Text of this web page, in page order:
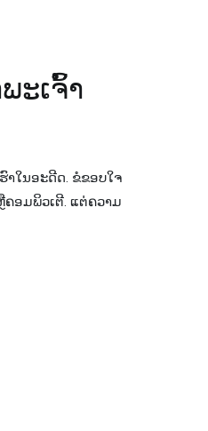
ະ​ເຈົ້າ​
າໃນອະດີດ. ຂໍ​ຂອບ​ໃຈ​
ຄອມ​ພິວ​ເຕີ​. ແຕ່ຄວາມ